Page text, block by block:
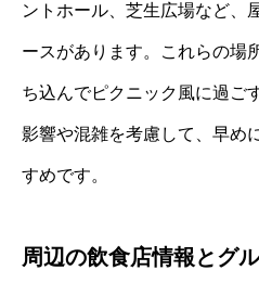
ントホール、芝生広場など、
ースがあります。これらの場
ち込んでピクニック風に過ご
影響や混雑を考慮して、早め
すめです。
周辺の飲食店情報とグ